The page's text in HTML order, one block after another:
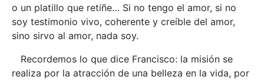
o un platillo que retiñe… Si no tengo el amor, si no
soy testimonio vivo, coherente y creíble del amor,
sino sirvo al amor, nada soy.
Recordemos lo que dice Francisco: la misión se
realiza por la atracción de una belleza en la vida, por